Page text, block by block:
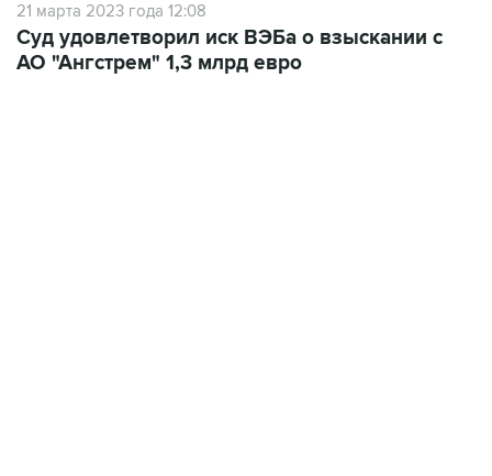
21 марта 2023 года 12:08
Суд удовлетворил иск ВЭБа о взыскании с
АО "Ангстрем" 1,3 млрд евро